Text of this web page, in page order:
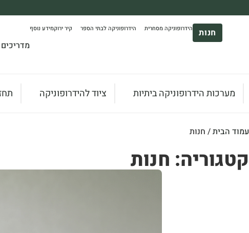
*בהתאם להגבלת גודל ומשקל
חנות הידרופוניקה מסחרית הידרופוניקה לבתי הספר קיר ירוקמידע נוסף
מדריכים
מערכות הידרופוניקה ביתיות ציוד להידרופוניקה
עמוד הבית/ חנות
קטגוריה: חנות